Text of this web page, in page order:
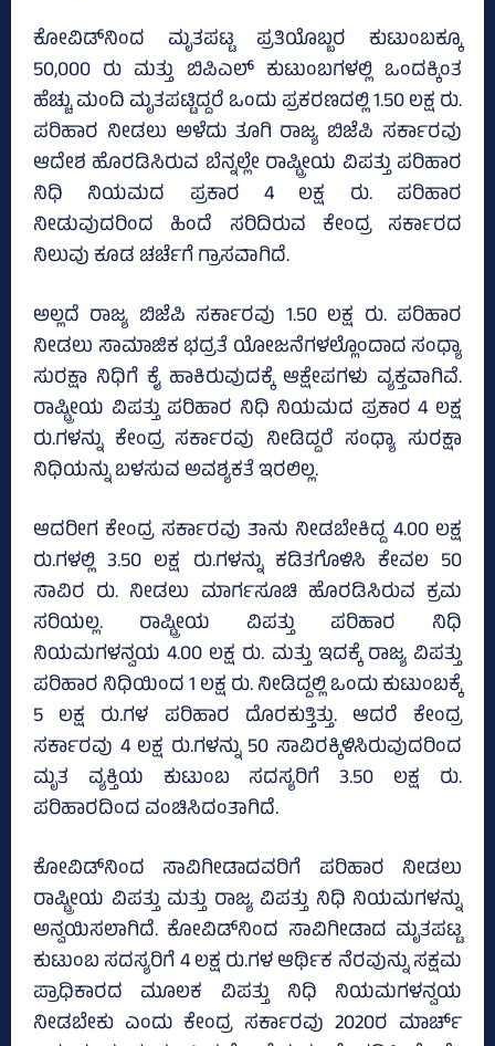
ಕೋವಿಡ್‌ನಿಂದ ಮೃತಪಟ್ಟ ಪ್ರತಿಯೊಬ್ಬರ ಕುಟುಂಬಕ್ಕೂ
50,000 ರು ಮತ್ತು ಬಿಪಿಎಲ್‌ ಕುಟುಂಬಗಳಲ್ಲಿ ಒಂದಕ್ಕಿಂತ
ಹೆಚ್ಚು ಮಂದಿ ಮೃತಪಟ್ಟಿದ್ದರೆ ಒಂದು ಪ್ರಕರಣದಲ್ಲಿ 1.50 ಲಕ್ಷ ರು.
ಪರಿಹಾರ ನೀಡಲು ಅಳೆದು ತೂಗಿ ರಾಜ್ಯ ಬಿಜೆಪಿ ಸರ್ಕಾರವು
ಆದೇಶ ಹೊರಡಿಸಿರುವ ಬೆನ್ನಲ್ಲೇ ರಾಷ್ಟ್ರೀಯ ವಿಪತ್ತು ಪರಿಹಾರ
ನಿಧಿ ನಿಯಮದ ಪ್ರಕಾರ 4 ಲಕ್ಷ ರು. ಪರಿಹಾರ
ನೀಡುವುದರಿಂದ ಹಿಂದೆ ಸರಿದಿರುವ ಕೇಂದ್ರ ಸರ್ಕಾರದ
ನಿಲುವು ಕೂಡ ಚರ್ಚೆಗೆ ಗ್ರಾಸವಾಗಿದೆ.
ಅಲ್ಲದೆ ರಾಜ್ಯ ಬಿಜೆಪಿ ಸರ್ಕಾರವು 1.50 ಲಕ್ಷ ರು. ಪರಿಹಾರ
ನೀಡಲು ಸಾಮಾಜಿಕ ಭದ್ರತೆ ಯೋಜನೆಗಳಲ್ಲೊಂದಾದ ಸಂಧ್ಯಾ
ಸುರಕ್ಷಾ ನಿಧಿಗೆ ಕೈ ಹಾಕಿರುವುದಕ್ಕೆ ಆಕ್ಷೇಪಗಳು ವ್ಯಕ್ತವಾಗಿವೆ.
ರಾಷ್ಟ್ರೀಯ ವಿಪತ್ತು ಪರಿಹಾರ ನಿಧಿ ನಿಯಮದ ಪ್ರಕಾರ 4 ಲಕ್ಷ
ರು.ಗಳನ್ನು ಕೇಂದ್ರ ಸರ್ಕಾರವು ನೀಡಿದ್ದರೆ ಸಂಧ್ಯಾ ಸುರಕ್ಷಾ
ನಿಧಿಯನ್ನು ಬಳಸುವ ಅವಶ್ಯಕತೆ ಇರಲಿಲ್ಲ.
ಆದರೀಗ ಕೇಂದ್ರ ಸರ್ಕಾರವು ತಾನು ನೀಡಬೇಕಿದ್ದ 4.00 ಲಕ್ಷ
ರು.ಗಳಲ್ಲಿ 3.50 ಲಕ್ಷ ರು.ಗಳನ್ನು ಕಡಿತಗೊಳಿಸಿ ಕೇವಲ 50
ಸಾವಿರ ರು. ನೀಡಲು ಮಾರ್ಗಸೂಚಿ ಹೊರಡಿಸಿರುವ ಕ್ರಮ
ಸರಿಯಲ್ಲ. ರಾಷ್ಟ್ರೀಯ ವಿಪತ್ತು ಪರಿಹಾರ ನಿಧಿ
ನಿಯಮಗಳನ್ವಯ 4.00 ಲಕ್ಷ ರು. ಮತ್ತು ಇದಕ್ಕೆ ರಾಜ್ಯ ವಿಪತ್ತು
ಪರಿಹಾರ ನಿಧಿಯಿಂದ 1 ಲಕ್ಷ ರು. ನೀಡಿದ್ದಲ್ಲಿ ಒಂದು ಕುಟುಂಬಕ್ಕೆ
5 ಲಕ್ಷ ರು.ಗಳ ಪರಿಹಾರ ದೊರಕುತ್ತಿತ್ತು. ಆದರೆ ಕೇಂದ್ರ
ಸರ್ಕಾರವು 4 ಲಕ್ಷ ರು.ಗಳನ್ನು 50 ಸಾವಿರಕ್ಕಿಳಿಸಿರುವುದರಿಂದ
ಮೃತ ವ್ಯಕ್ತಿಯ ಕುಟುಂಬ ಸದಸ್ಯರಿಗೆ 3.50 ಲಕ್ಷ ರು.
ಪರಿಹಾರದಿಂದ ವಂಚಿಸಿದಂತಾಗಿದೆ.
ಕೋವಿಡ್‌ನಿಂದ ಸಾವಿಗೀಡಾದವರಿಗೆ ಪರಿಹಾರ ನೀಡಲು
ರಾಷ್ಟ್ರೀಯ ವಿಪತ್ತು ಮತ್ತು ರಾಜ್ಯ ವಿಪತ್ತು ನಿಧಿ ನಿಯಮಗಳನ್ನು
ಅನ್ವಯಿಸಲಾಗಿದೆ. ಕೋವಿಡ್‌ನಿಂದ ಸಾವಿಗೀಡಾದ ಮೃತಪಟ್ಟ
ಕುಟುಂಬ ಸದಸ್ಯರಿಗೆ 4 ಲಕ್ಷ ರು.ಗಳ ಆರ್ಥಿಕ ನೆರವುನ್ನು ಸಕ್ಷಮ
ಪ್ರಾಧಿಕಾರದ ಮೂಲಕ ವಿಪತ್ತು ನಿಧಿ ನಿಯಮಗಳನ್ವಯ
ನೀಡಬೇಕು ಎಂದು ಕೇಂದ್ರ ಸರ್ಕಾರವು 2020ರ ಮಾರ್ಚ್‌